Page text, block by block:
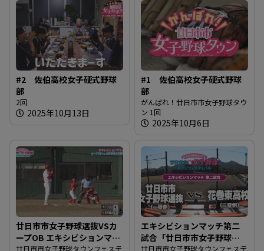
#2 佐伯高校女子硬式野球
部
2回
2025年10月13日
#1 佐伯高校女子硬式野球
部
がんばれ！廿日市市女子野球タウ
ン 1回
2025年10月6日
廿日市市女子野球選抜VSカ
ープOB エキシビションマッ
廿日市市女子野球タウンフェステ
エキシビションマッチ第二
試合「廿日市市女子野球選
廿日市市女子野球タウンフェステ